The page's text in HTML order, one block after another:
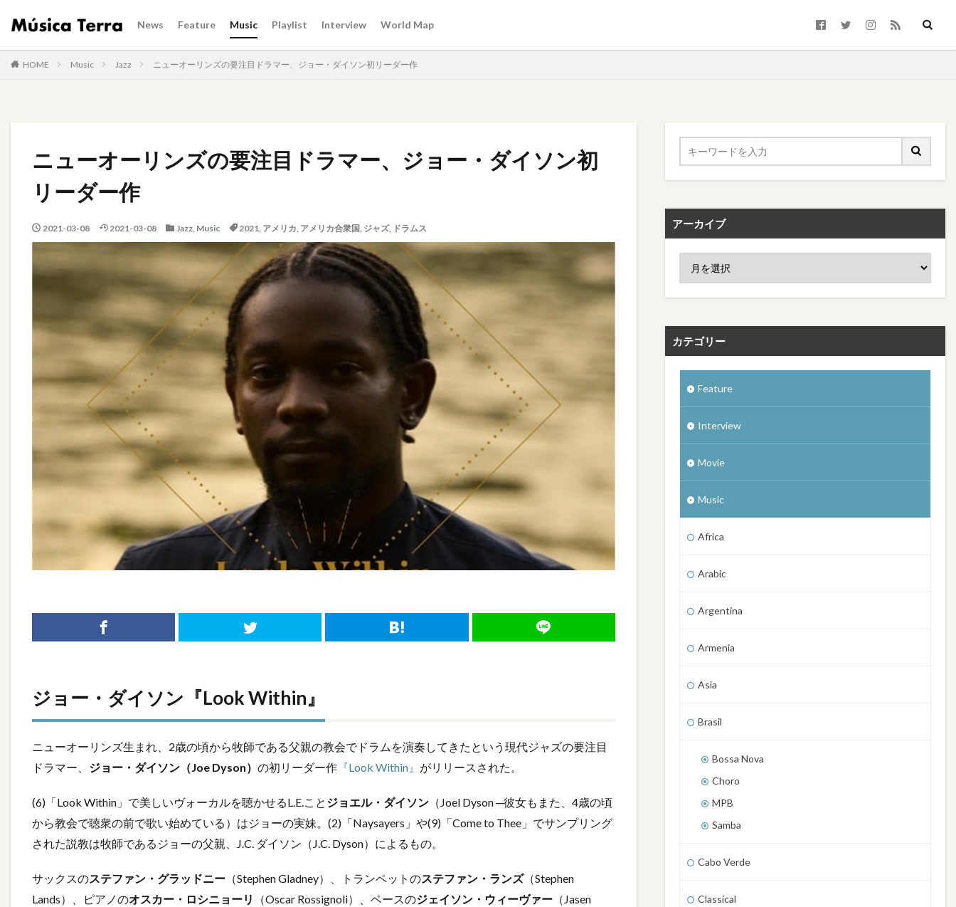
News Feature Music Playlist Interview World Map
HOME Music Jazz ニューオーリンズの要注目ドラマー、ジョー・ダイソン初リーダー作
ニューオーリンズの要注目ドラマー、ジョー・ダイソン初
リーダー作
2021-03-08 2021-03-08 Jazz, Music 2021, アメリカ, アメリカ合衆国, ジャズ, ドラムス
ジョー・ダイソン『Look Within』
ニューオーリンズ生まれ、2歳の頃から牧師である父親の教会でドラムを演奏してきたという現代ジャズの要注目
ドラマー、 ジョー・ダイソン（Joe Dyson） の初リーダー作 『Look Within』 がリリースされた。
(6)「Look Within」で美しいヴォーカルを聴かせるL.E.こと ジョエル・ダイソン （Joel Dyson ─彼女もまた、4歳の頃
から教会で聴衆の前で歌い始めている）はジョーの実妹。(2)「Naysayers」や(9)「Come to Thee」でサンプリング
された説教は牧師であるジョーの父親、J.C. ダイソン（J.C. Dyson）によるもの。
サックスのステファン・グラッドニー （Stephen Gladney）、トランペットのステファン・ランズ（Stephen
Lands）、ピアノのオスカー・ロシニョーリ （Oscar Rossignoli）、ベースのジェイソン・ウィーヴァー （Jasen
アーカイブ
カテゴリー
Feature
Interview
Movie
Music
Africa
Arabic
Argentina
Armenia
Asia
Brasil
Bossa Nova
Choro
MPB
Samba
Cabo Verde
Classical